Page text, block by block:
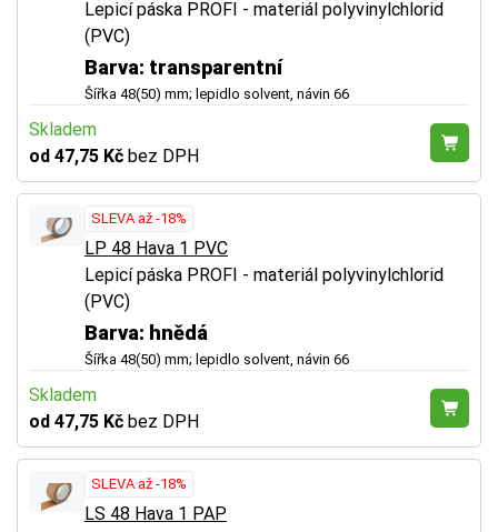
Lepicí páska PROFI - materiál polyvinylchlorid
(PVC)
Barva: transparentní
Šířka 48(50) mm; lepidlo solvent, návin 66
Skladem
od 47,75 Kč bez DPH
SLEVA až -18%
LP 48 Hava 1 PVC
Lepicí páska PROFI - materiál polyvinylchlorid
(PVC)
Barva: hnědá
Šířka 48(50) mm; lepidlo solvent, návin 66
Skladem
od 47,75 Kč bez DPH
SLEVA až -18%
LS 48 Hava 1 PAP